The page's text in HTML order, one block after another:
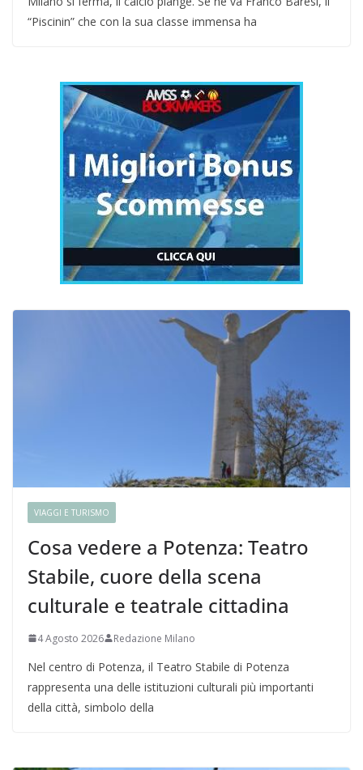
“Piscinin” che con la sua classe immensa ha
VIAGGI E TURISMO
Cosa vedere a Potenza: Teatro
Stabile, cuore della scena
culturale e teatrale cittadina
4 Agosto 2026 Redazione Milano
Nel centro di Potenza, il Teatro Stabile di Potenza
rappresenta una delle istituzioni culturali più importanti
della città, simbolo della